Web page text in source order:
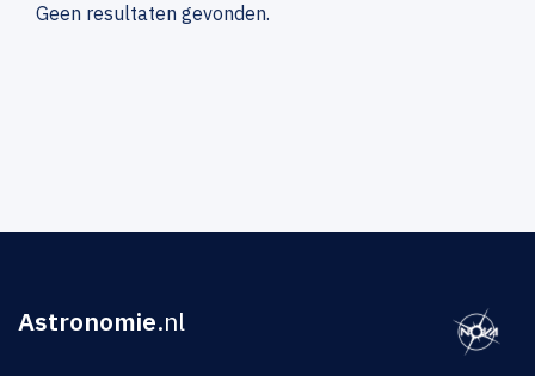
Geen resultaten gevonden.
Astronomie.nl